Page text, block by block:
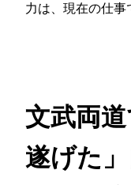
力は、現在の仕事
文武両
遂げた